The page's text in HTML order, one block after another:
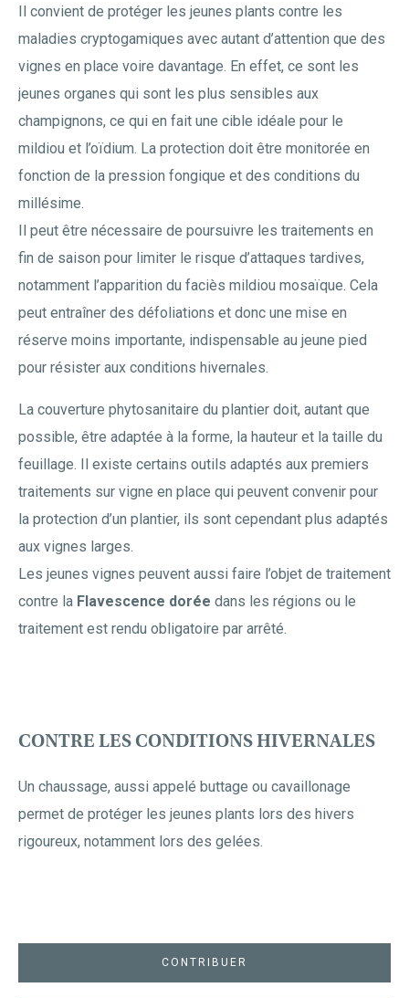
Il convient de protéger les jeunes plants contre les
maladies cryptogamiques avec autant d’attention que des
vignes en place voire davantage. En effet, ce sont les
jeunes organes qui sont les plus sensibles aux
champignons, ce qui en fait une cible idéale pour le
mildiou et l’oïdium. La protection doit être monitorée en
fonction de la pression fongique et des conditions du
millésime.
Il peut être nécessaire de poursuivre les traitements en
fin de saison pour limiter le risque d’attaques tardives,
notamment l’apparition du faciès mildiou mosaïque. Cela
peut entraîner des défoliations et donc une mise en
réserve moins importante, indispensable au jeune pied
pour résister aux conditions hivernales.
La couverture phytosanitaire du plantier doit, autant que
possible, être adaptée à la forme, la hauteur et la taille du
feuillage. Il existe certains outils adaptés aux premiers
traitements sur vigne en place qui peuvent convenir pour
la protection d’un plantier, ils sont cependant plus adaptés
aux vignes larges.
Les jeunes vignes peuvent aussi faire l’objet de traitement
contre la Flavescence dorée dans les régions ou le
traitement est rendu obligatoire par arrêté.
CONTRE LES CONDITIONS HIVERNALES
Un chaussage, aussi appelé buttage ou cavaillonage
permet de protéger les jeunes plants lors des hivers
rigoureux, notamment lors des gelées.
CONTRIBUER